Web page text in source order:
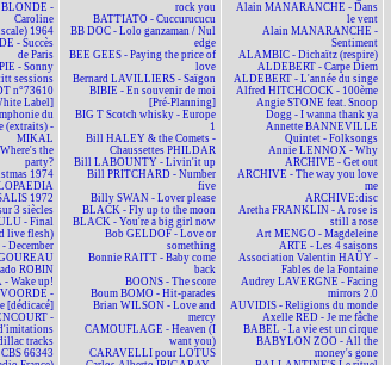
BLONDE -
Caroline
1964
- Succès
de Paris
- Sonny
sessions
n°73610
Label]
du
(extraits) -
MIKAL
the
party?
1974
1972
3 siècles
- Final
live flesh)
December
ROBIN
Wake up!
-
[dédicacé]
-
tracks
66343
rock you
BATTIATO - Cuccurucucu
BB DOC - Lolo ganzaman / Nul
edge
BEE GEES - Paying the price of
love
Bernard LAVILLIERS - Saïgon
BIBIE - En souvenir de moi
[Pré-Planning]
BIG T Scotch whisky - Europe
1
Bill HALEY & the Comets -
Chaussettes PHILDAR
Bill LABOUNTY - Livin'it up
Bill PRITCHARD - Number
five
Billy SWAN - Lover please
BLACK - Fly up to the moon
BLACK - You're a big girl now
Bob GELDOF - Love or
something
Bonnie RAITT - Baby come
back
BOONS - The score
Boum BOMO - Hit-parades
Brian WILSON - Love and
mercy
CAMOUFLAGE - Heaven (I
want you)
CARAVELLI pour LOTUS
Alain MANARANCHE - Dans
le vent
Alain MANARANCHE -
Sentiment
ALAMBIC - Dichaïtz (respire)
ALDEBERT - Carpe Diem
ALDEBERT - L'année du singe
Alfred HITCHCOCK - 100ème
Angie STONE feat. Snoop
Dogg - I wanna thank ya
Annette BANNEVILLE
Quintet - Folksongs
Annie LENNOX - Why
ARCHIVE - Get out
ARCHIVE - The way you love
me
ARCHIVE:disc
Aretha FRANKLIN - A rose is
still a rose
Art MENGO - Magdeleine
ARTE - Les 4 saisons
Association Valentin HAÜY -
Fables de la Fontaine
Audrey LAVERGNE - Facing
mirrors 2.0
AUVIDIS - Religions du monde
Axelle RED - Je me fâche
BABEL - La vie est un cirque
BABYLON ZOO - All the
money's gone